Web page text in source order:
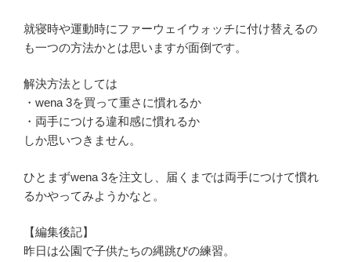
就寝時や運動時にファーウェイウォッチに付け替えるの
も一つの方法かとは思いますが面倒です。
解決方法としては
・wena 3を買って重さに慣れるか
・両手につける違和感に慣れるか
しか思いつきません。
ひとまずwena 3を注文し、届くまでは両手につけて慣れ
るかやってみようかなと。
【編集後記】
昨日は公園で子供たちの縄跳びの練習。